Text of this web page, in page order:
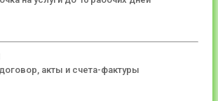
акты и счета-фактуры